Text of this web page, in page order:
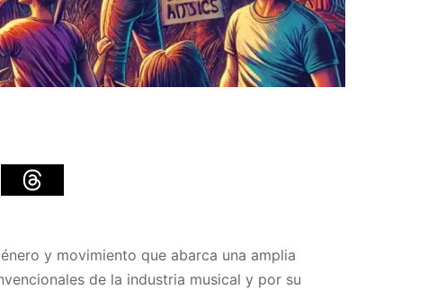
y movimiento que abarca una amplia
de la industria musical y por su